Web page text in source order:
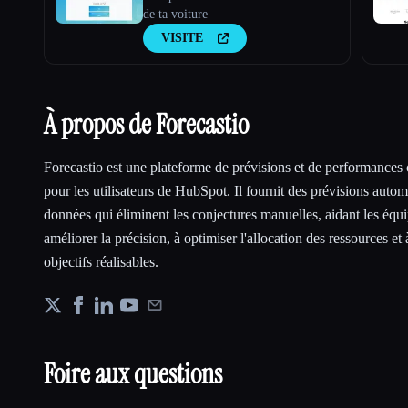
de ta voiture
VISITE
À propos de Forecastio
Forecastio est une plateforme de prévisions et de
pour les utilisateurs de HubSpot. Il fournit des prévisions
données qui éliminent les conjectures manuelles, aidant les
améliorer la précision, à optimiser l'allocation des ressources
objectifs réalisables.
Foire aux questions